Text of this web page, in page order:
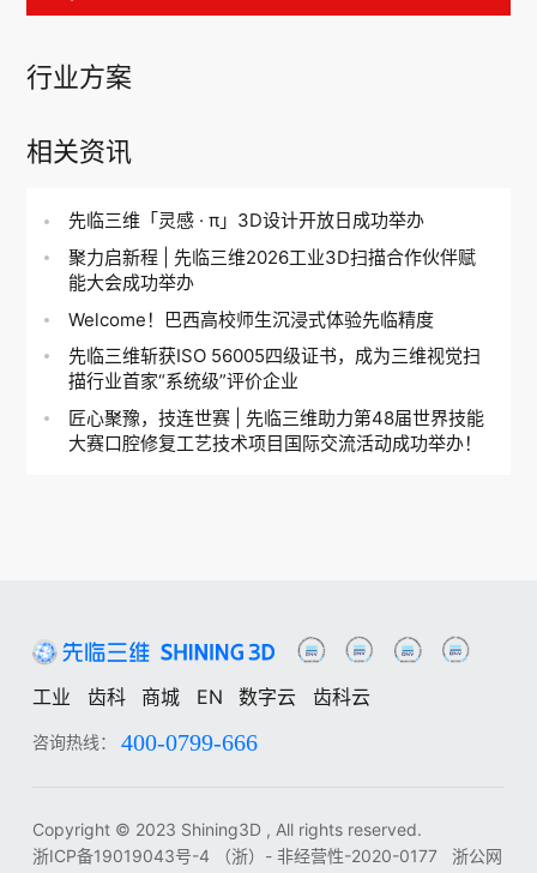
中 EN DE ES FR IT RU KO JA
行业方案
相关资讯
先临三维「灵感 · π」3D设计开放日成功举办
聚力启新程 | 先临三维2026工业3D扫描合作伙伴赋
能大会成功举办
Welcome！巴西高校师生沉浸式体验先临精度
先临三维斩获ISO 56005四级证书，成为三维视觉扫
描行业首家“系统级”评价企业
匠心聚豫，技连世赛 | 先临三维助力第48届世界技能
大赛口腔修复工艺技术项目国际交流活动成功举办！
工业 齿科 商城 EN 数字云 齿科云
咨询热线： 400-0799-666
Copyright © 2023 Shining3D , All rights reserved.
浙ICP备19019043号-4
（浙）- 非经营性-2020-0177
浙公网